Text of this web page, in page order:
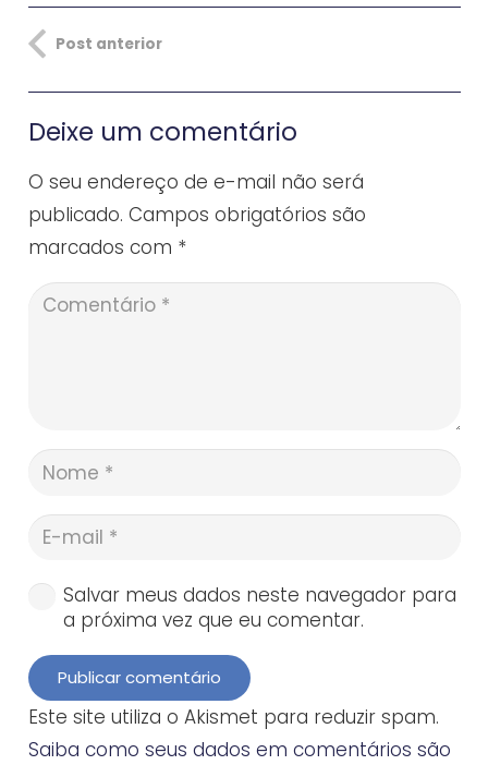
Post anterior
Deixe um comentário
O seu endereço de e-mail não será
publicado. Campos obrigatórios são
marcados com *
Salvar meus dados neste navegador para
a próxima vez que eu comentar.
Publicar comentário
Este site utiliza o Akismet para reduzir spam.
Saiba como seus dados em comentários são